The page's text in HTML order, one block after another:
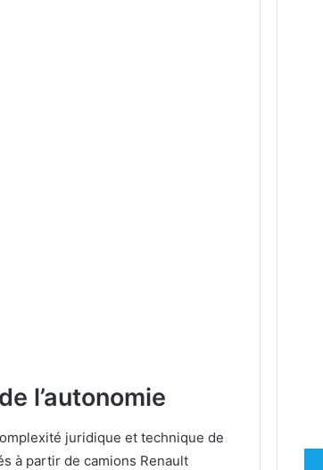
l’autonomie
juridique et technique de
à partir de camions Renault